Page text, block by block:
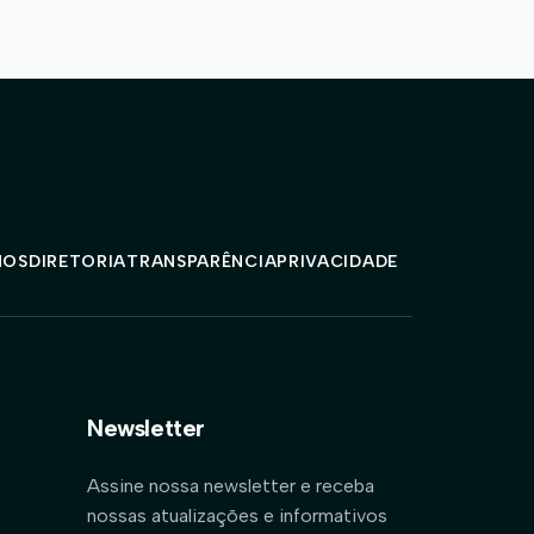
DIRETORIATRANSPARÊNCIAPRIVACIDADE
Newsletter
Assine nossa newsletter e receba
nossas atualizações e informativos